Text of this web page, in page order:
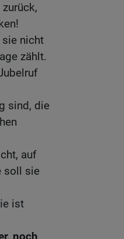
nicht
zählt.
sind, die
auf
soll sie
ist